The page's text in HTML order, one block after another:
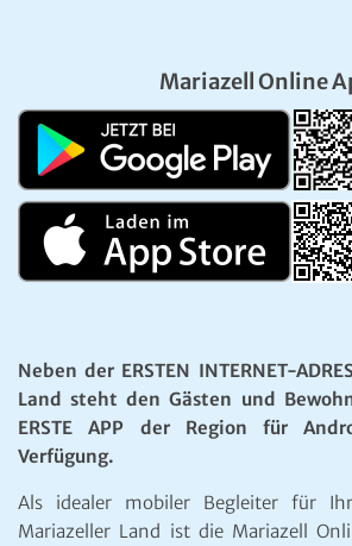
Mariazell Online
Neben der ERSTEN INTERNET-
Land steht den Gästen und
ERSTE APP der Region für
Verfügung.
Als idealer mobiler Begleiter für
Mariazeller Land ist die Mariazell